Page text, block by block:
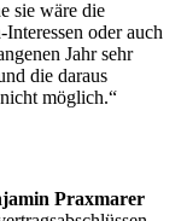
sie wäre die
oder auch
Jahr sehr
die daraus
möglich.“
Praxmarer